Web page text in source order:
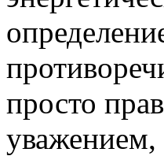
просто
уважением,